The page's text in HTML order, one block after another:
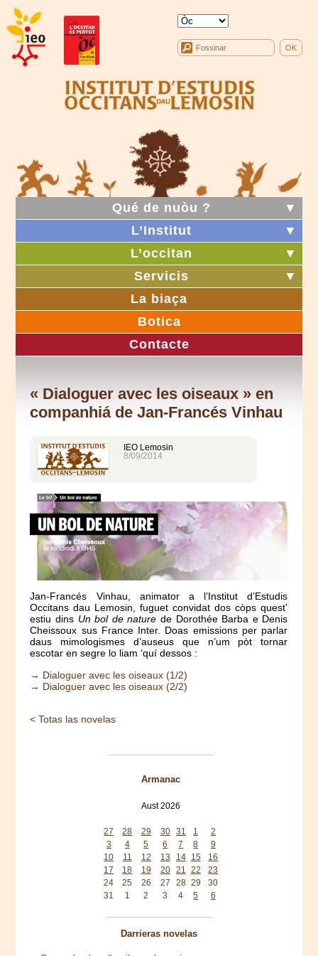
Qué de nuòu ?
▼
L’Institut
▼
L’occitan
▼
Servicis
▼
La biaça
Botica
Contacte
« Dialoguer avec les oiseaux » en
companhiá de Jan-Francés Vinhau
IEO Lemosin
8/09/2014
Jan-Francés Vinhau, animator a l’Institut d’Estudis
Occitans dau Lemosin, fuguet convidat dos còps quest’
estiu dins Un bol de nature de Dorothée Barba e Denis
Cheissoux sus France Inter. Doas emissions per parlar
daus mimologismes d’auseus que n’um pòt tornar
escotar en segre lo liam ‘quí dessos :
→ Dialoguer avec les oiseaux (1/2)
→ Dialoguer avec les oiseaux (2/2)
< Totas las novelas
Armanac
Aust 2026
27
28 29 30 31 1
2
3
4 5 6 7 8
9
10
11 12 13 14 15
16
17
18 19 20 21 22
23
24
25 26 27 28 29
30
31
1 2 3 4 5 6
Darrieras novelas